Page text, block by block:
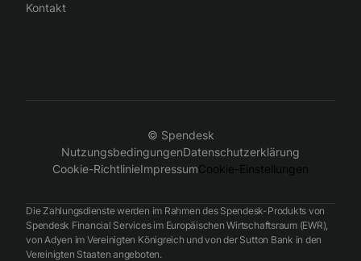
Kontakt
© Spendesk
NutzungsbedingungenDatenschutzerklärung
Cookie-RichtlinieImpressumCookie-Einstellungen
Die Zahlungsdienste werden im Rahmen des Spendesk-Produkts von
Spendesk Financial Services im Europäischen Wirtschaftsraum (EWR),
von Adyen im Vereinigten Königreich und von der Sutton Bank in den
Vereinigten Staaten angeboten.